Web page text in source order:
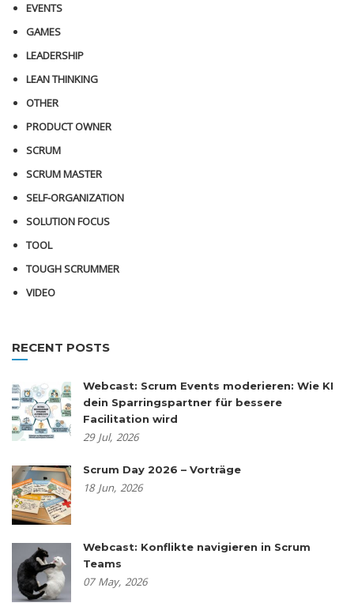
EVENTS
GAMES
LEADERSHIP
LEAN THINKING
OTHER
PRODUCT OWNER
SCRUM
SCRUM MASTER
SELF-ORGANIZATION
SOLUTION FOCUS
TOOL
TOUGH SCRUMMER
VIDEO
RECENT POSTS
Webcast: Scrum Events moderieren: Wie KI
dein Sparringspartner für bessere
Facilitation wird
29 Jul, 2026
Scrum Day 2026 – Vorträge
18 Jun, 2026
Webcast: Konflikte navigieren in Scrum
Teams
07 May, 2026